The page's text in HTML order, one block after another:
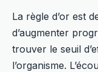
La règle d’or est
d’augmenter
trouver le seuil
l’organisme.